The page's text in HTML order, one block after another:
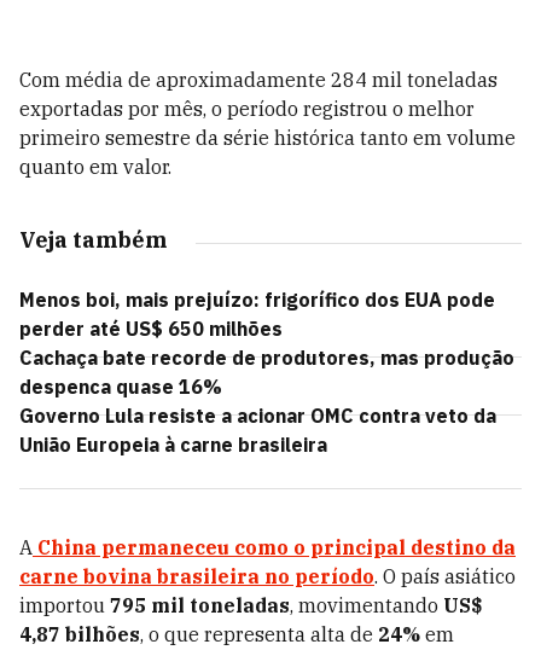
Com média de aproximadamente 284 mil toneladas
exportadas por mês, o período registrou o melhor
primeiro semestre da série histórica tanto em volume
quanto em valor.
Veja também
Menos boi, mais prejuízo: frigorífico dos EUA pode
perder até US$ 650 milhões
Cachaça bate recorde de produtores, mas produção
despenca quase 16%
Governo Lula resiste a acionar OMC contra veto da
União Europeia à carne brasileira
A China permaneceu como o principal destino da
carne bovina brasileira no período. O país asiático
importou 795 mil toneladas, movimentando US$
4,87 bilhões, o que representa alta de 24% em